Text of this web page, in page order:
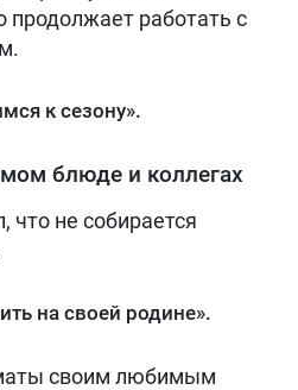
продолжает работать с
к сезону».
блюде и коллегах
что не собирается
на своей родине».
своим любимым